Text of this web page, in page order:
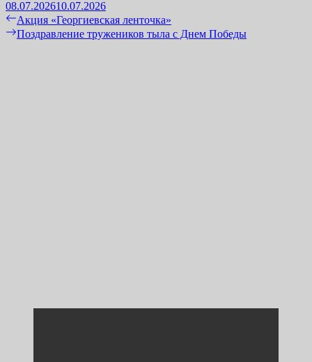
08.07.202610.07.2026
Навигация
по
Previous
post:
Акция «Георгиевская ленточка»
Next
Поздравление тружеников тыла с Днем Победы